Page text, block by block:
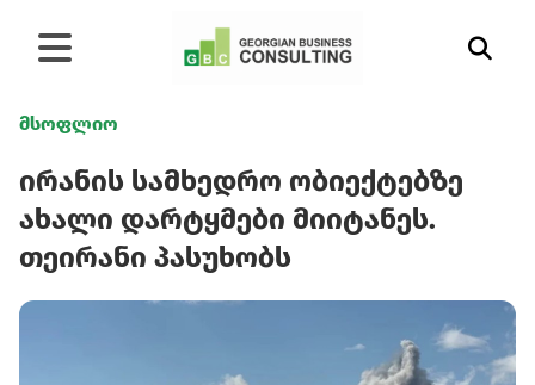
მსოფლიო
ირანის სამხედრო ობიექტებზე
ახალი დარტყმები მიიტანეს.
თეირანი პასუხობს